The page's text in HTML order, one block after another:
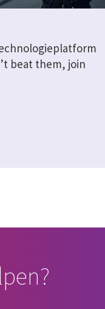
beat them, join